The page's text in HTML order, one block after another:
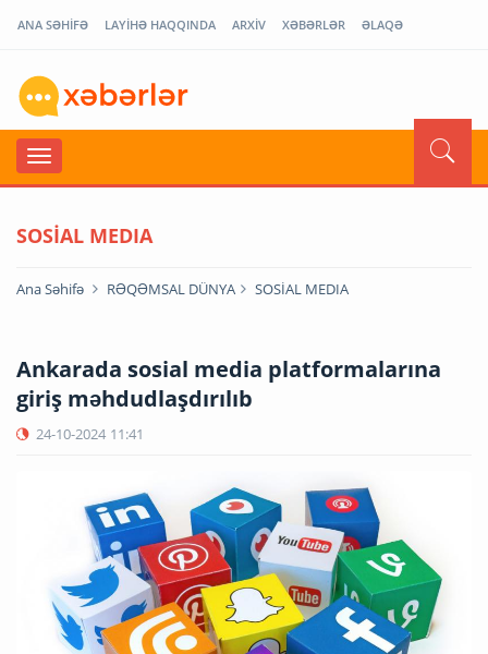
ANA SƏHİFƏ LAYİHƏ HAQQINDA ARXİV XƏBƏRLƏR ƏLAQƏ
SOSİAL MEDIA
Ana Səhifə RƏQƏMSAL DÜNYA SOSİAL MEDIA
Ankarada sosial media platformalarına
giriş məhdudlaşdırılıb
24-10-2024 11:41